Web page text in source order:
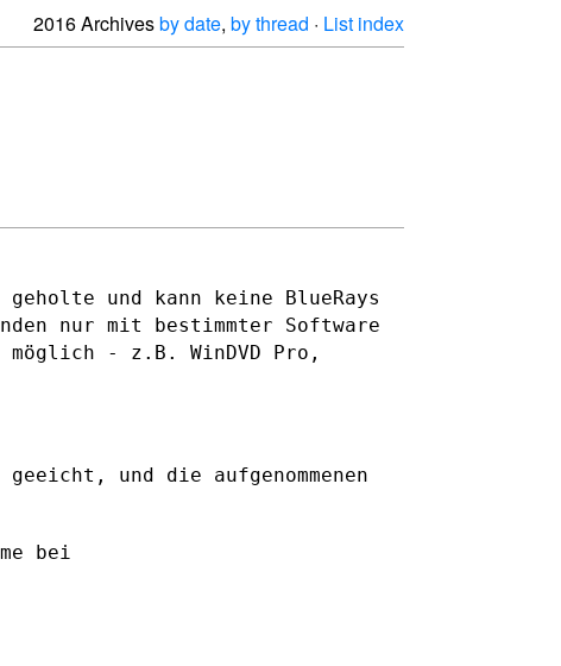
2016 Archivesby date, by thread · List index
geholte und kann keine BlueRays
nur mit bestimmter Software
- z.B. WinDVD Pro,
geeicht, und die aufgenommenen
bei